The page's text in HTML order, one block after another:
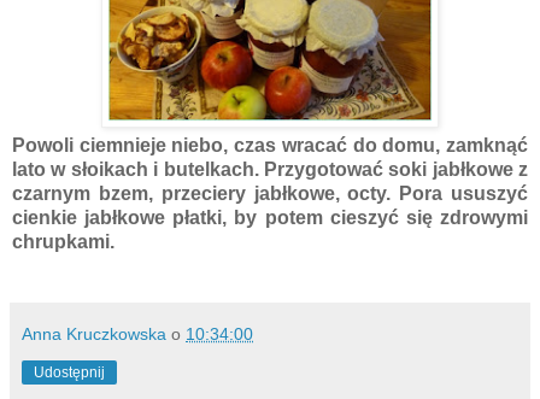
Powoli ciemnieje niebo, czas wracać do domu, zamknąć
lato w słoikach i butelkach. Przygotować soki jabłkowe z
czarnym bzem, przeciery jabłkowe, octy. Pora ususzyć
cienkie jabłkowe płatki, by potem cieszyć się zdrowymi
chrupkami.
Anna Kruczkowska o 10:34:00
Udostępnij